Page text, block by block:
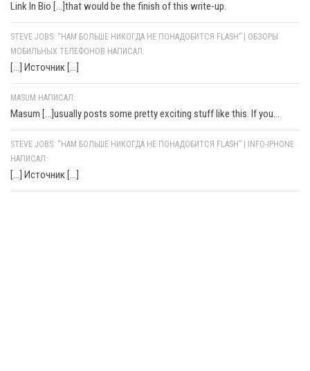
Link In Bio [...]that would be the finish of this write-up.
STEVE JOBS: “НАМ БОЛЬШЕ НИКОГДА НЕ ПОНАДОБИТСЯ FLASH” | ОБЗОРЫ
МОБИЛЬНЫХ ТЕЛЕФОНОВ НАПИСАЛ:
[…] Источник […]
MASUM НАПИСАЛ:
Masum [...]usually posts some pretty exciting stuff like this. If you...
STEVE JOBS: “НАМ БОЛЬШЕ НИКОГДА НЕ ПОНАДОБИТСЯ FLASH” | INFO-IPHONE
НАПИСАЛ:
[…] Источник […]